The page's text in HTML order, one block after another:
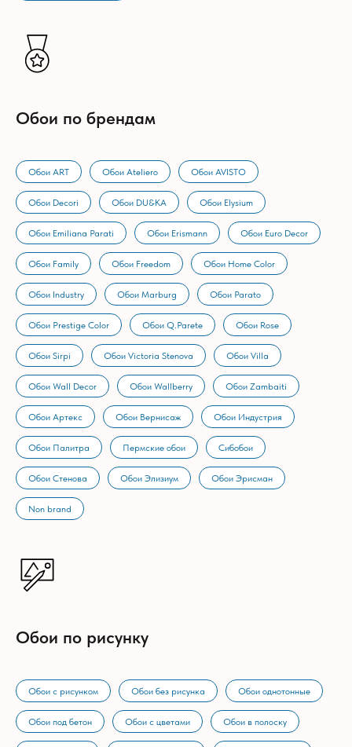
Обои по брендам
Обои ART Обои Ateliero Обои AVISTO
Обои Decori Обои DU&KA Обои Elysium
Обои Emiliana Parati Обои Erismann Обои Euro Decor
Обои Family Обои Freedom Обои Home Color
Обои Industry Обои Marburg Обои Parato
Обои Prestige Color Обои Q.Parete Обои Rose
Обои Sirpi Обои Victoria Stenova Обои Villa
Обои Wall Decor Обои Wallberry Обои Zambaiti
Обои Артекс Обои Вернисаж Обои Индустрия
Обои Палитра Пермские обои Сибобои
Обои Стенова Обои Элизиум Обои Эрисман
Non brand
Обои по рисунку
Обои с рисунком Обои без рисунка Обои однотонные
Обои под бетон Обои с цветами Обои в полоску